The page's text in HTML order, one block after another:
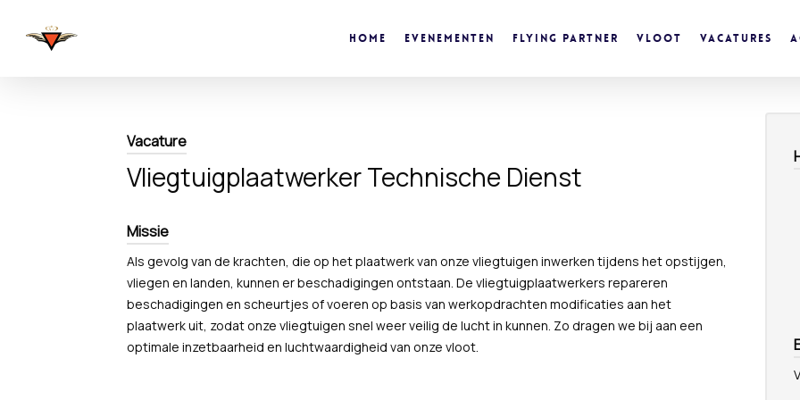
Home Evenementen Flying Partner Vloot Vacatures
Vacature
Vliegtuigplaatwerker Technische Dienst
Missie
Als gevolg van de krachten, die op het plaatwerk van onze vliegtuigen inwerken tijdens het opstijgen,
vliegen en landen, kunnen er beschadigingen ontstaan. De vliegtuigplaatwerkers repareren
beschadigingen en scheurtjes of voeren op basis van werkopdrachten modificaties aan het
plaatwerk uit, zodat onze vliegtuigen snel weer veilig de lucht in kunnen. Zo dragen we bij aan een
optimale inzetbaarheid en luchtwaardigheid van onze vloot.